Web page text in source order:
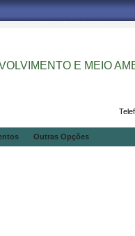
E MEIO
Outras Opções